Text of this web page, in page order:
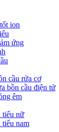
ion
ứng
cầu rửa cơ
bồn cầu điện tử
êm
tiểu nữ
nam